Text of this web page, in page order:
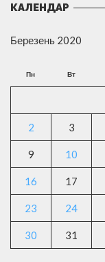
КАЛЕНДАР
Березень 2020
Пн Вт
2 3
9 10
16 17
23 24
30 31